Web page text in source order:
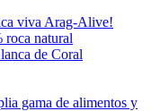
viva Arag-Alive!
roca natural
de Coral
gama de alimentos y